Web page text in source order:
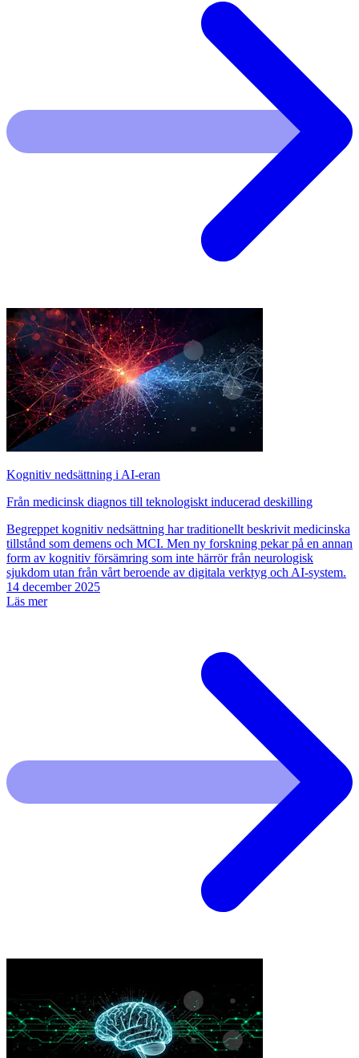
Kognitiv nedsättning i AI-eran
Från medicinsk diagnos till teknologiskt inducerad deskilling
Begreppet kognitiv nedsättning har traditionellt beskrivit medicinska
tillstånd som demens och MCI. Men ny forskning pekar på en annan
form av kognitiv försämring som inte härrör från neurologisk
sjukdom utan från vårt beroende av digitala verktyg och AI-system.
14 december 2025
Läs mer